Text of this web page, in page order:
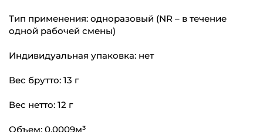
Тип применения: одноразовый (NR – в течение
одной рабочей смены)
Индивидуальная упаковка: нет
Вес брутто: 13 г
Вес нетто: 12 г
Объем: 0.0009м³